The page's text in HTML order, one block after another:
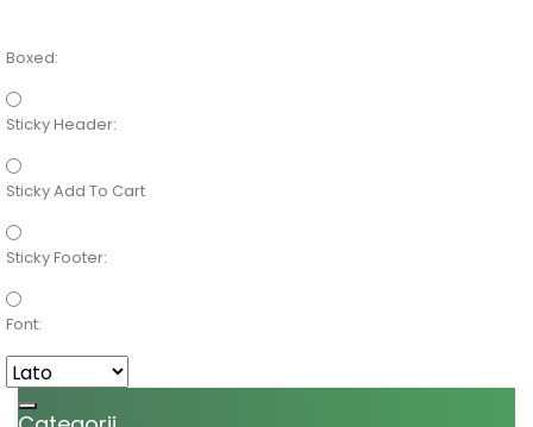
Toggle navigation
Boxed:
Sticky Header:
Sticky Add To Cart
Sticky Footer:
Font: